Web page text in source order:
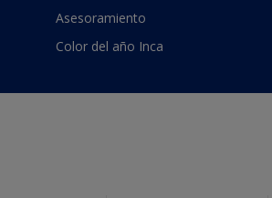
Asesoramiento
Color del año Inca